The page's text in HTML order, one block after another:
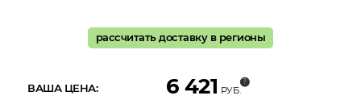
рассчитать доставку в регионы
ВАША ЦЕНА: 6 421 РУБ.